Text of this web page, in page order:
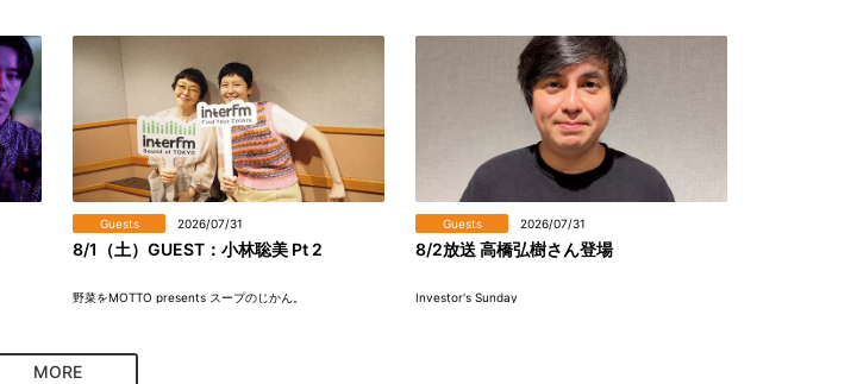
Guests 2026/07/31
8/1（土）GUEST：小林聡美 Pt 2
野菜をMOTTO presents スープのじかん。
Guests 2026/07/31
8/2放送 高橋弘樹さん登場
Investor's Sunday
MORE